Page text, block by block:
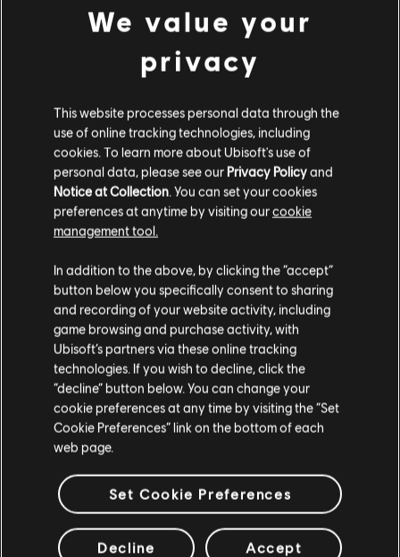
RETOUR
avertissements, veuillez ne pas retirer le
bouchon de canon orange. L'utilisateur
porte l'entière responsabilité de toute
modification ou exposition de cet objet. Une
utilisation non conforme ou n'appliquant pas
blessures graves ou même la mort.
We value your
privacy
This website processes personal data through the
use of online tracking technologies, including
cookies. To learn more about Ubisoft's use of
personal data, please see our Privacy Policyand
Notice at Collection. You can set your cookies
preferences at anytime by visiting ourcookie
management tool.
In addition to the above, by clicking the “accept”
button below you specifically consent to sharing
and recording of your website activity, including
game browsing and purchase activity, with
Ubisoft’s partners via these online tracking
technologies. If you wish to decline, click the
“decline” button below. You can change your
cookie preferences at any time by visiting the “Set
Cookie Preferences” link on the bottom of each
web page.
Set Cookie Preferences
Decline Accept